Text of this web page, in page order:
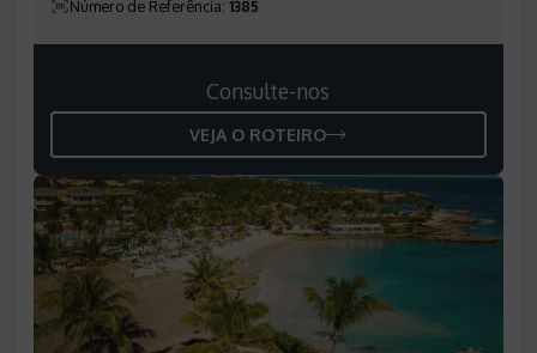
Número de Referência: 1385
Consulte-nos
VEJA O ROTEIRO